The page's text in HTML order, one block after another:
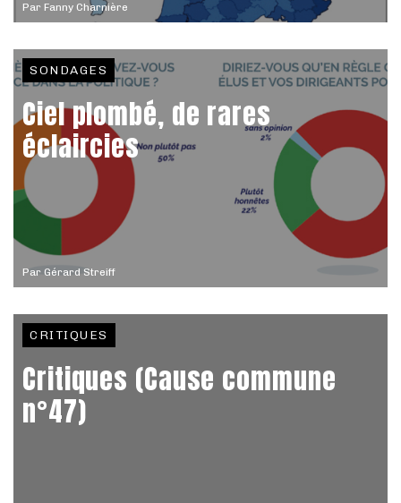
Par Fanny Charnière
Par Gérard Streiff
SONDAGES
Ciel plombé, de rares
éclaircies
CRITIQUES
Critiques (Cause commune
n°47)